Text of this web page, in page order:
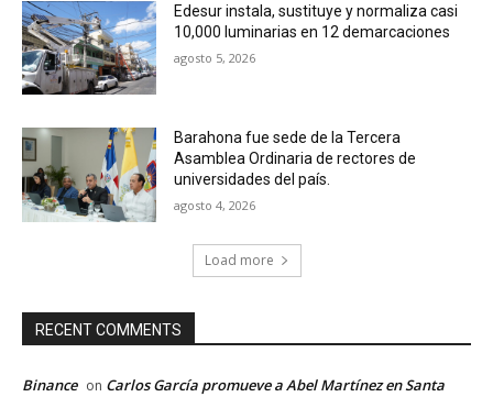
Edesur instala, sustituye y normaliza casi
10,000 luminarias en 12 demarcaciones
agosto 5, 2026
Barahona fue sede de la Tercera
Asamblea Ordinaria de rectores de
universidades del país.
agosto 4, 2026
Load more
RECENT COMMENTS
Binance on Carlos García promueve a Abel Martínez en Santa